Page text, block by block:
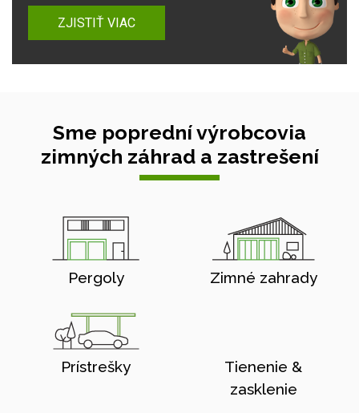
ZJISTIŤ VIAC
Sme poprední výrobcovia
zimných záhrad a zastrešení
Pergoly Zimné zahrady
Prístrešky
Tienenie &
zasklenie